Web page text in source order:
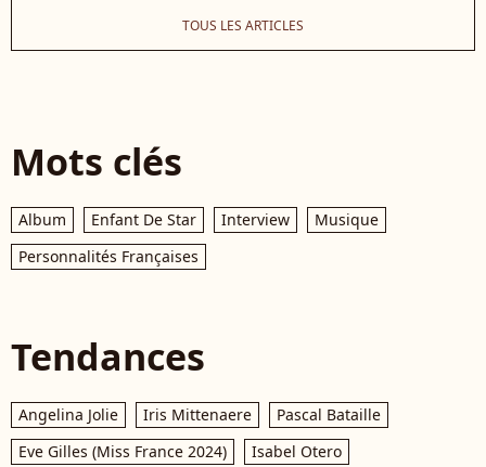
TOUS LES ARTICLES
Mots clés
Album Enfant De Star Interview
Musique
Personnalités Françaises
Tendances
Angelina Jolie Iris Mittenaere
Pascal Bataille
Eve Gilles (Miss France 2024)
Isabel Otero